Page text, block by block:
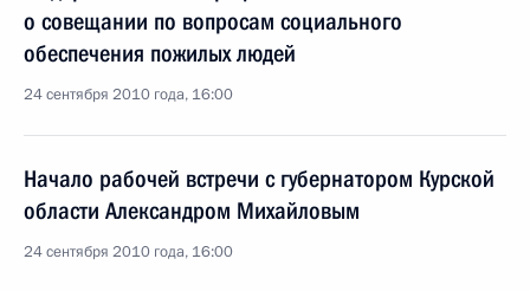
о совещании по вопросам социального
обеспечения пожилых людей
24 сентября 2010 года, 16:00
Начало рабочей встречи с губернатором Курской
области Александром Михайловым
24 сентября 2010 года, 16:00